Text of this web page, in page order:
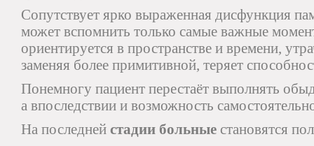
Сопутствует ярко выраженная дисфункция
может вспомнить только самые важные
ориентируется в пространстве и времени,
заменяя более примитивной, теряет
Понемногу пациент перестаёт выполнять
а впоследствии и возможность
На последней стадии больные становятся